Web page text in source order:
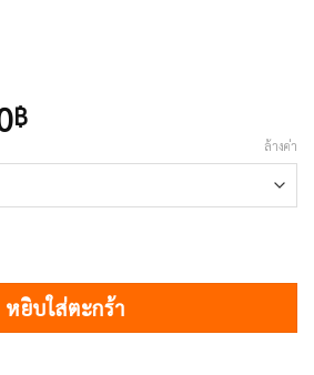
฿Price
through
ล้างค่า
หยิบใส่ตะกร้า